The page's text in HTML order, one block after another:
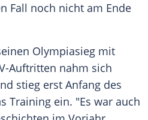
Fall noch nicht am Ende
Olympiasieg mit
Auftritten nahm sich
stieg erst Anfang des
Training ein. "Es war auch